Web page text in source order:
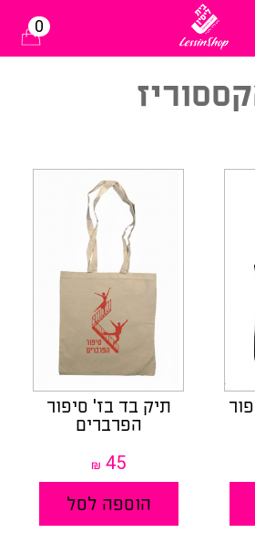
0
תיק בד בז' סיפור
הפרברים
₪ 45
הוספה לסל